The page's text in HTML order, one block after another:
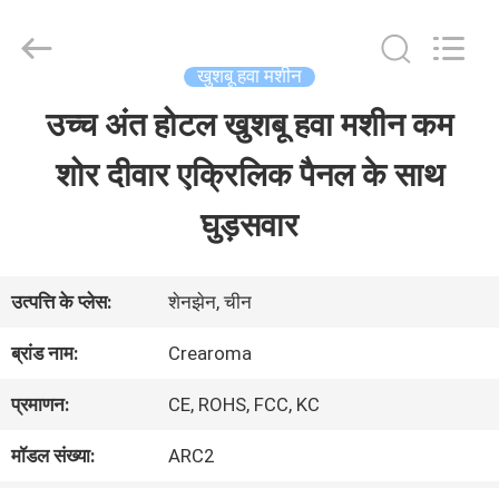
वीडियो
वीआर
दिखाएँ
Online
Reserved.
खुशबू हवा मशीन
उच्च अंत होटल खुशबू हवा मशीन कम
शोर दीवार एक्रिलिक पैनल के साथ
घुड़सवार
उत्पत्ति के प्लेस: शेनझेन, चीन
ब्रांड नाम: Crearoma
प्रमाणन: CE, ROHS, FCC, KC
मॉडल संख्या: ARC2